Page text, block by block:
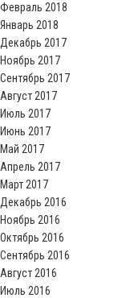
Февраль 2018
Январь 2018
Декабрь 2017
Ноябрь 2017
Сентябрь 2017
Август 2017
Июль 2017
Июнь 2017
Май 2017
Апрель 2017
Март 2017
Декабрь 2016
Ноябрь 2016
Октябрь 2016
Сентябрь 2016
Август 2016
Июль 2016